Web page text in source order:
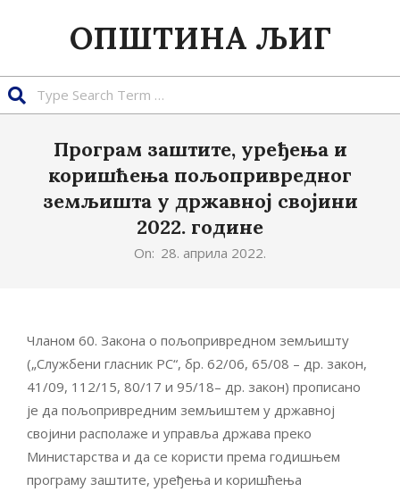
ОПШТИНА ЉИГ
Програм заштите, уређења и
коришћења пољопривредног
земљишта у државној својини
2022. године
On: 28. априла 2022.
Чланом 60. Закона о пољопривредном земљишту
(„Службени гласник РС“, бр. 62/06, 65/08 – др. закон,
41/09, 112/15, 80/17 и 95/18– др. закон) прописано
је да пољопривредним земљиштем у државној
својини располаже и управља држава преко
Министарства и да се користи према годишњем
програму заштите, уређења и коришћења